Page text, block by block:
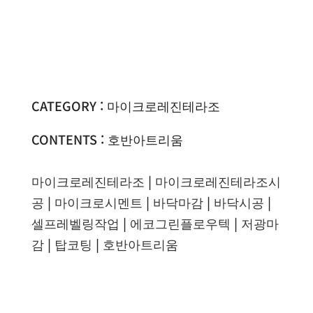
CATEGORY : 마이크로레진테라조
CONTENTS : 호반아트리움
마이크로레진테라조 | 마이크로레진테라조시
공 | 마이크로시멘트 | 바닥마감| 바닥시공 |
셀프레벨링작업 | 에코그린플로우텍 | 저광마
감| 탑코팅 | 호반아트리움